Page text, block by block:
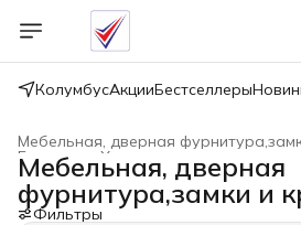
КолумбусАкцииБестселлеры
Мебельная, дверная
Хозтовары
Главная
Мебельная, дверная
фурнитура,замки и
Фильтры